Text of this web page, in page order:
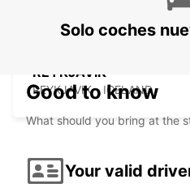
REYKJAVIK
REYKJAVIK - ICELAND
Solo coches
Good to know
What should you bring at the
Your valid